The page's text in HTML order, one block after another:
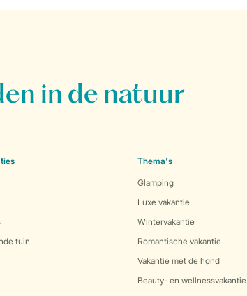
in de natuur
tuin
Thema's
Glamping
Luxe vakantie
Wintervakantie
Romantische vakantie
Vakantie met de hond
Beauty- en wellnessvakantie